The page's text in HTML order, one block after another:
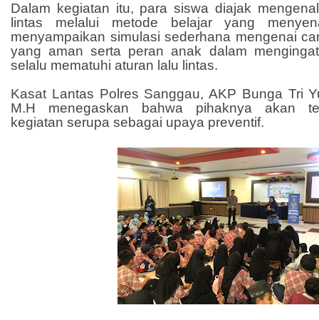
Dalam kegiatan itu, para siswa diajak
lintas melalui metode belajar yang
menyampaikan simulasi sederhana mengenai
yang aman serta peran anak dalam
selalu mematuhi aturan lalu lintas.
Kasat Lantas Polres Sanggau, AKP Bunga Tri
M.H menegaskan bahwa pihaknya akan
kegiatan serupa sebagai upaya preventif.